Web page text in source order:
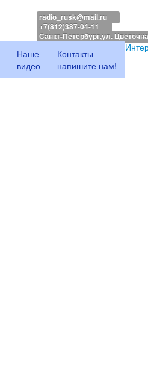
radio_rusk@mail.ru
+7(812)387-04-11
Санкт-Петербург,ул.
Наше
видео
Контакты
напишите нам!